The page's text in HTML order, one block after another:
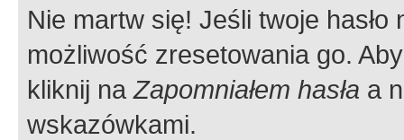
Nie martw się! Jeśli twoje
możliwość zresetowania go.
kliknij naZapomniałem hasła a
wskazówkami.